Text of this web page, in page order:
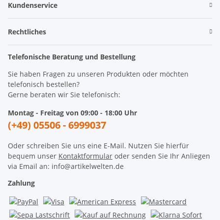
Kundenservice
Rechtliches
Telefonische Beratung und Bestellung
Sie haben Fragen zu unseren Produkten oder möchten
telefonisch bestellen?
Gerne beraten wir Sie telefonisch:
Montag - Freitag von 09:00 - 18:00 Uhr
(+49) 05506 - 6999037
Oder schreiben Sie uns eine E-Mail. Nutzen Sie hierfür
bequem unser Kontaktformular oder senden Sie Ihr Anliegen
via Email an: info@artikelwelten.de
Zahlung